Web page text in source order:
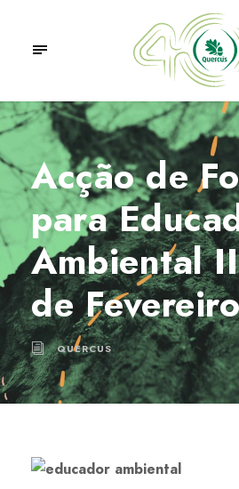
Acção de
para
Ambiental
de
QUERCUS